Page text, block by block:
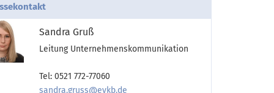
Sandra Gruß
Leitung Unternehmenskommunikation
Tel: 0521 772-77060
sandra.gruss@evkb.de